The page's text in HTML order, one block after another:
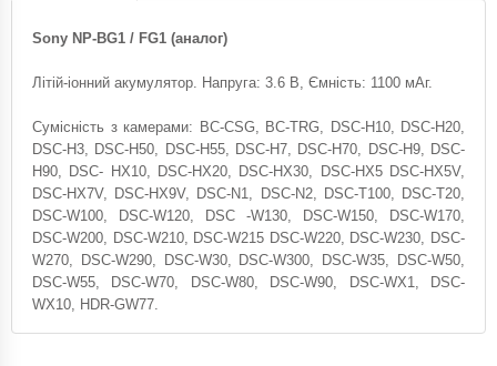
Sony NP-BG1 / FG1 (аналог)
Літій-іонний акумулятор. Напруга: 3.6 В, Ємність: 1100 мАг.
Сумісність з камерами: BC-CSG, BC-TRG, DSC-H10, DSC-H20,
DSC-H3, DSC-H50, DSC-H55, DSC-H7, DSC-H70, DSC-H9, DSC-
H90, DSC- HX10, DSC-HX20, DSC-HX30, DSC-HX5 DSC-HX5V,
DSC-HX7V, DSC-HX9V, DSC-N1, DSC-N2, DSC-T100, DSC-T20,
DSC-W100, DSC-W120, DSC -W130, DSC-W150, DSC-W170,
DSC-W200, DSC-W210, DSC-W215 DSC-W220, DSC-W230, DSC-
W270, DSC-W290, DSC-W30, DSC-W300, DSC-W35, DSC-W50,
DSC-W55, DSC-W70, DSC-W80, DSC-W90, DSC-WX1, DSC-
WX10, HDR-GW77.